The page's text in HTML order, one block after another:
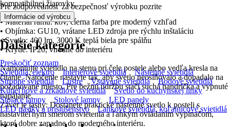
kompatibilnej žiarovky.
• Materiál rámu: kov, čierna farba pre moderný vzhľad
• Objímka: GU10, vrátane LED zdroja pre rýchlu inštaláciu
• Svetlo: 400 lm, 3000 K teplá biela pre spálňu
• Krytie: IP20, vhodné do interiéru
Namontujte svietidlo na stenu pri čele postele alebo vedľa kresla na
čítanie. Natočenie nastavte tak, aby svetlo neoslňovalo a dopadalo na
požadované miesto. Pre bežnú údržbu stačí suchá handrička a vypnuté
napájanie.
Záver je jasný: Dostanete praktické nástenné svetlo k posteli s
nastaviteľným smerom svietenia a ľahkým ovládaním vypínačom,
ktoré dobre zapadne do moderného interiéru.
Pre zodpovednosť za bezpečnosť výrobku pozrite
Informácie od výrobcu .
Ďalšie kategórie
Preskočiť zoznam
Svietidlá, elektro
Interiérové svietidlá
Nástenné svietidlá
Stropné svietidlá
Lustre Vstavané svietidlá
Bodové svietidlá
Kúpeľňové a zrkadlové svietidlá
Svetlo do kuchynskej linky
Stojace lampy
Stolové lampy
LED panely
LED pásiky a príslušenstvo
Lankové svietidlá, koľajnicové svietidlá